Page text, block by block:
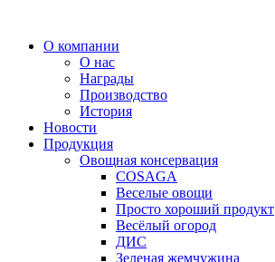
содержимому
О компании
О нас
Награды
Производство
История
Новости
Продукция
Овощная консервация
COSAGA
Веселые овощи
Просто хороший продукт
Весёлый огород
ДИС
Зеленая жемчужина